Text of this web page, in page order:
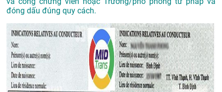
đóng dấu đúng quy cách.